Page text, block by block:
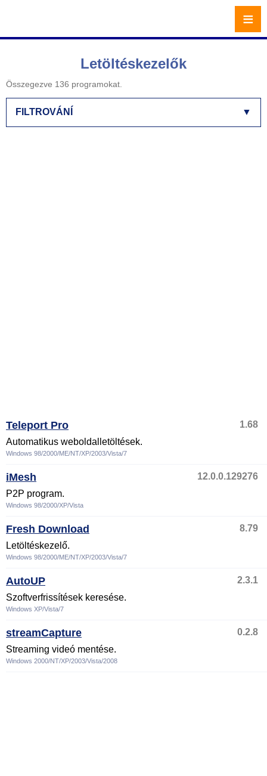
Letöltéskezelők
Összegezve 136 programokat.
▼
FILTROVÁNÍ
Teleport Pro
1.68
Automatikus weboldalletöltések.
Windows 98/2000/ME/NT/XP/2003/Vista/7
iMesh
12.0.0.129276
P2P program.
Windows 98/2000/XP/Vista
Fresh Download
8.79
Letöltéskezelő.
Windows 98/2000/ME/NT/XP/2003/Vista/7
AutoUP
2.3.1
Szoftverfrissítések keresése.
Windows XP/Vista/7
streamCapture
0.2.8
Streaming videó mentése.
Windows 2000/NT/XP/2003/Vista/2008
≡